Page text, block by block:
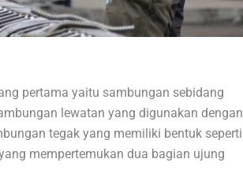
pertama yaitu sambungan sebidang
lewatan yang digunakan dengan
tegak yang memiliki bentuk seperti
mempertemukan dua bagian ujung